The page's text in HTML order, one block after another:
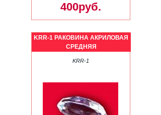
400руб.
KRR-1 РАКОВИНА АКРИЛОВАЯ
СРЕДНЯЯ
KRR-1